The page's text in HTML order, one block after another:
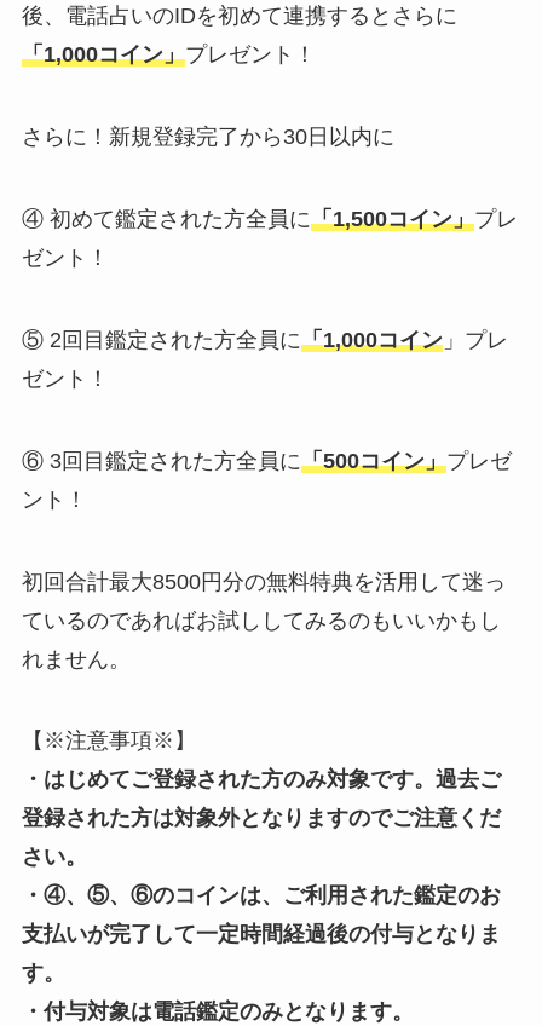
後、電話占いのIDを初めて連携するとさらに
「1,000コイン」プレゼント！
さらに！新規登録完了から30日以内に
④ 初めて鑑定された方全員に「1,500コイン」プレ
ゼント！
⑤ 2回目鑑定された方全員に「1,000コイン」プレ
ゼント！
⑥ 3回目鑑定された方全員に「500コイン」プレゼ
ント！
初回合計最大8500円分の無料特典を活用して迷っ
ているのであればお試ししてみるのもいいかもし
れません。
【※注意事項※】
・はじめてご登録された方のみ対象です。過去ご
登録された方は対象外となりますのでご注意くだ
さい。
・④、⑤、⑥のコインは、ご利用された鑑定のお
支払いが完了して一定時間経過後の付与となりま
す。
・付与対象は電話鑑定のみとなります。